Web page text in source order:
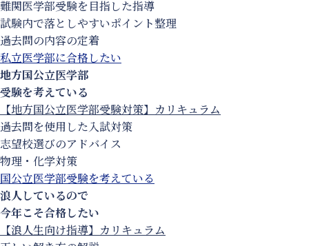
難関医学部受験を目指した指導
試験内で落としやすいポイント整理
過去問の内容の定着
私立医学部に合格したい
地方国公立医学部
受験を考えている
【地方国公立医学部受験対策】カリキュラム
過去問を使用した入試対策
志望校選びのアドバイス
物理・化学対策
国公立医学部受験を考えている
浪人しているので
今年こそ合格したい
【浪人生向け指導】カリキュラム